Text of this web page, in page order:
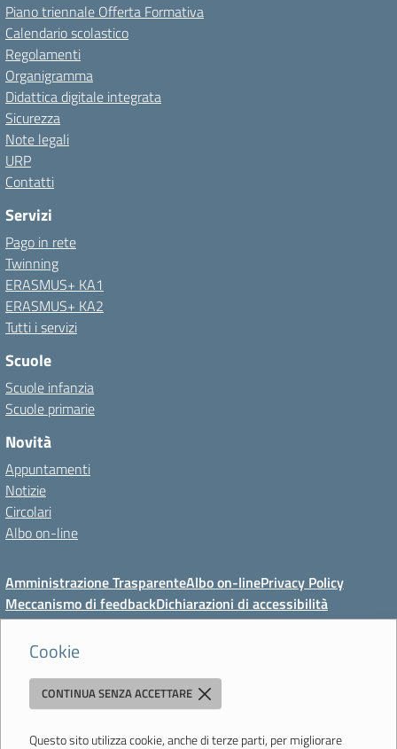
Cookie
CONTINUA SENZA ACCETTARE
Questo sito utilizza cookie, anche di terze parti, per migliorare
Piano triennale Offerta Formativa
Calendario scolastico
Regolamenti
Organigramma
Didattica digitale integrata
Sicurezza
Note legali
URP
Contatti
Servizi
Pago in rete
Twinning
ERASMUS+ KA1
ERASMUS+ KA2
Tutti i servizi
Scuole
Scuole infanzia
Scuole primarie
Novità
Appuntamenti
Notizie
Circolari
Albo on-line
Amministrazione TrasparenteAlbo on-linePrivacy Policy
Meccanismo di feedbackDichiarazioni di accessibilità
Preferenze cookie
Direzione Didattica di Vignola
"Tutti diversamente uguali, tutti ugualmente diversi"
Viale Mazzini, 18 - 41058 Vignola (MO) - Tel. 059 771117 - Fax 059